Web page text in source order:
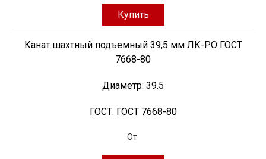
Купить
Канат шахтный подъемный 39,5 мм ЛК-РО ГОСТ
7668-80
Диаметр: 39.5
ГОСТ: ГОСТ 7668-80
От